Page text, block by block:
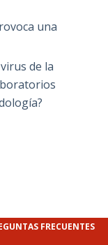
una
de la
FRECUENTES